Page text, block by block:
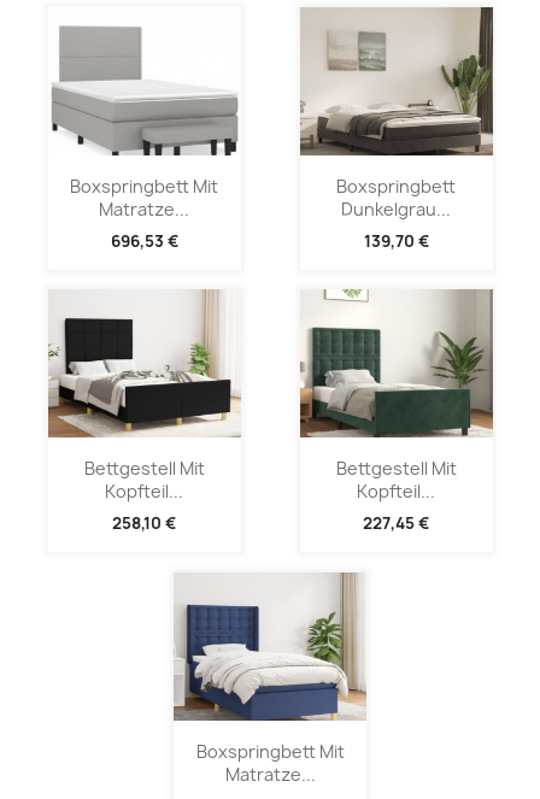
Boxspringbett Mit
Matratze...
696,53 €
Boxspringbett
Dunkelgrau...
139,70 €
Bettgestell Mit
Kopfteil...
258,10 €
Bettgestell Mit
Kopfteil...
227,45 €
Boxspringbett Mit
Matratze...